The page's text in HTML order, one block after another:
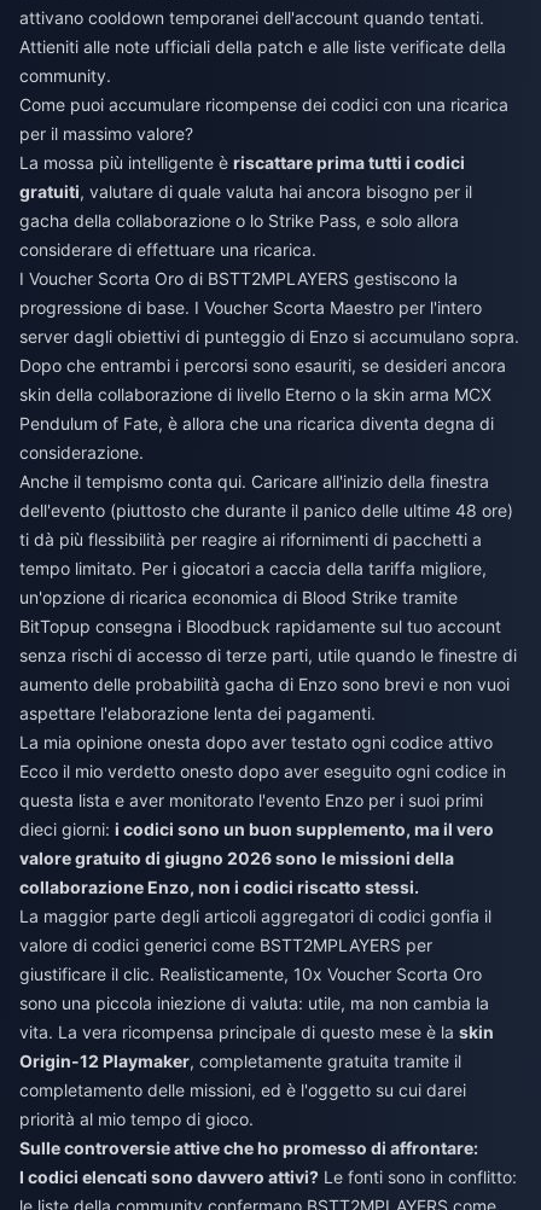
attivano cooldown temporanei dell'account quando tentati.
Attieniti alle note ufficiali della patch e alle liste verificate della
community.
Come puoi accumulare ricompense dei codici con una ricarica
per il massimo valore?
La mossa più intelligente è riscattare prima tutti i codici
gratuiti, valutare di quale valuta hai ancora bisogno per il
gacha della collaborazione o lo Strike Pass, e solo allora
considerare di effettuare una ricarica.
I Voucher Scorta Oro di BSTT2MPLAYERS gestiscono la
progressione di base. I Voucher Scorta Maestro per l'intero
server dagli obiettivi di punteggio di Enzo si accumulano sopra.
Dopo che entrambi i percorsi sono esauriti, se desideri ancora
skin della collaborazione di livello Eterno o la skin arma MCX
Pendulum of Fate, è allora che una ricarica diventa degna di
considerazione.
Anche il tempismo conta qui. Caricare all'inizio della finestra
dell'evento (piuttosto che durante il panico delle ultime 48 ore)
ti dà più flessibilità per reagire ai rifornimenti di pacchetti a
tempo limitato. Per i giocatori a caccia della tariffa migliore,
un'opzione di ricarica economica di Blood Strike tramite
BitTopup consegna i Bloodbuck rapidamente sul tuo account
senza rischi di accesso di terze parti, utile quando le finestre di
aumento delle probabilità gacha di Enzo sono brevi e non vuoi
aspettare l'elaborazione lenta dei pagamenti.
La mia opinione onesta dopo aver testato ogni codice attivo
Ecco il mio verdetto onesto dopo aver eseguito ogni codice in
questa lista e aver monitorato l'evento Enzo per i suoi primi
dieci giorni: i codici sono un buon supplemento, ma il vero
valore gratuito di giugno 2026 sono le missioni della
collaborazione Enzo, non i codici riscatto stessi.
La maggior parte degli articoli aggregatori di codici gonfia il
valore di codici generici come BSTT2MPLAYERS per
giustificare il clic. Realisticamente, 10x Voucher Scorta Oro
sono una piccola iniezione di valuta: utile, ma non cambia la
vita. La vera ricompensa principale di questo mese è la skin
Origin-12 Playmaker, completamente gratuita tramite il
completamento delle missioni, ed è l'oggetto su cui darei
priorità al mio tempo di gioco.
Sulle controversie attive che ho promesso di affrontare:
I codici elencati sono davvero attivi? Le fonti sono in conflitto:
le liste della community confermano BSTT2MPLAYERS come